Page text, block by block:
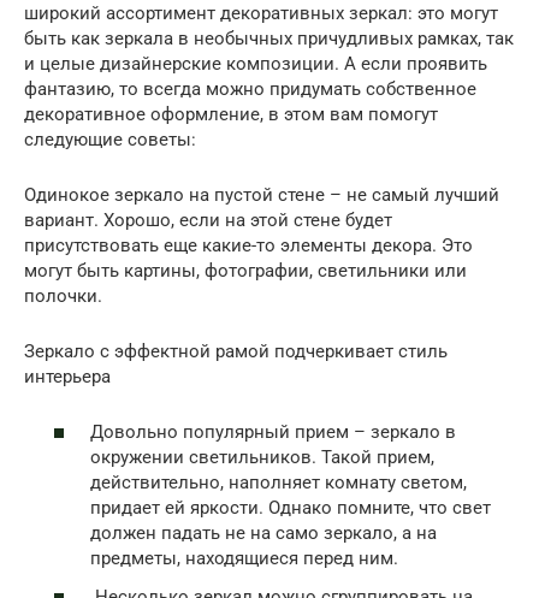
широкий ассортимент декоративных зеркал: это могут
быть как зеркала в необычных причудливых рамках, так
и целые дизайнерские композиции. А если проявить
фантазию, то всегда можно придумать собственное
декоративное оформление, в этом вам помогут
следующие советы:
Одинокое зеркало на пустой стене – не самый лучший
вариант. Хорошо, если на этой стене будет
присутствовать еще какие-то элементы декора. Это
могут быть картины, фотографии, светильники или
полочки.
Зеркало с эффектной рамой подчеркивает стиль
интерьера
Довольно популярный прием – зеркало в
окружении светильников. Такой прием,
действительно, наполняет комнату светом,
придает ей яркости. Однако помните, что свет
должен падать не на само зеркало, а на
предметы, находящиеся перед ним.